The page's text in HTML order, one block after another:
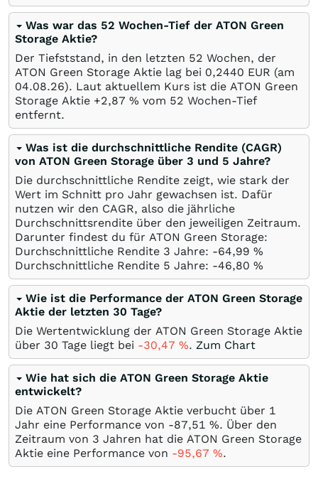
Was war das 52 Wochen-Tief der ATON Green
Storage Aktie?
Der Tiefststand, in den letzten 52 Wochen, der
ATON Green Storage Aktie lag bei 0,2440 EUR (am
04.08.26). Laut aktuellem Kurs ist die ATON Green
Storage Aktie +2,87 % vom 52 Wochen-Tief
entfernt.
Was ist die durchschnittliche Rendite (CAGR)
von ATON Green Storage über 3 und 5 Jahre?
Die durchschnittliche Rendite zeigt, wie stark der
Wert im Schnitt pro Jahr gewachsen ist. Dafür
nutzen wir den CAGR, also die jährliche
Durchschnittsrendite über den jeweiligen Zeitraum.
Darunter findest du für ATON Green Storage:
Durchschnittliche Rendite 3 Jahre: -64,99 %
Durchschnittliche Rendite 5 Jahre: -46,80 %
Wie ist die Performance der ATON Green Storage
Aktie der letzten 30 Tage?
Die Wertentwicklung der ATON Green Storage Aktie
über 30 Tage liegt bei -30,47 %. Zum Chart
Wie hat sich die ATON Green Storage Aktie
entwickelt?
Die ATON Green Storage Aktie verbucht über 1
Jahr eine Performance von -87,51 %. Über den
Zeitraum von 3 Jahren hat die ATON Green Storage
Aktie eine Performance von -95,67 %.